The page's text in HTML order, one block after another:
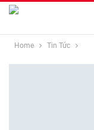
Home Tin Tức